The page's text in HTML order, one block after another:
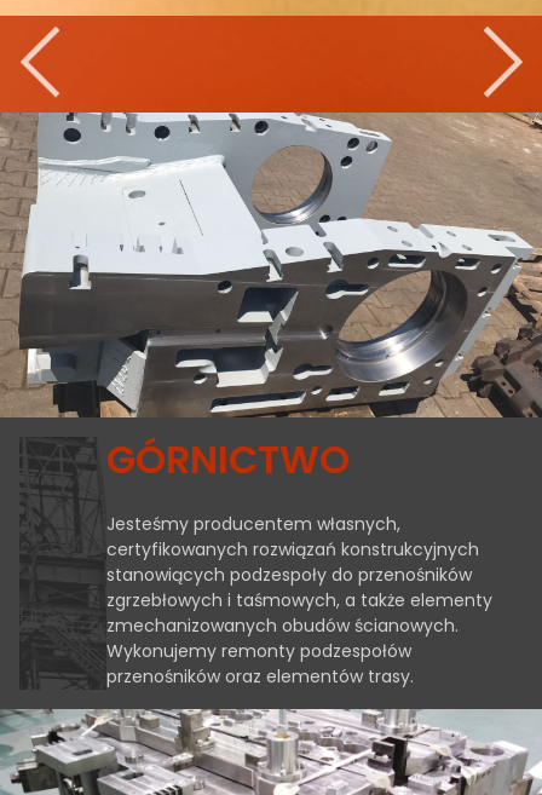
GÓRNICTWO
Jesteśmy producentem własnych,
certyfikowanych rozwiązań konstrukcyjnych
stanowiących podzespoły do przenośników
zgrzebłowych i taśmowych, a także elementy
zmechanizowanych obudów ścianowych.
Wykonujemy remonty podzespołów
przenośników oraz elementów trasy.